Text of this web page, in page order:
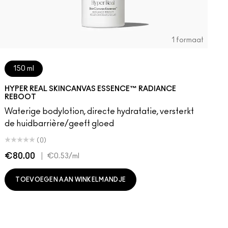
1 formaat
150 ml
HYPER REAL SKINCANVAS ESSENCE™ RADIANCE
REBOOT
Waterige bodylotion, directe hydratatie, versterkt
de huidbarrière/geeft gloed
(0)
€80.00 €0.53/ml
TOEVOEGEN AAN WINKELMANDJE